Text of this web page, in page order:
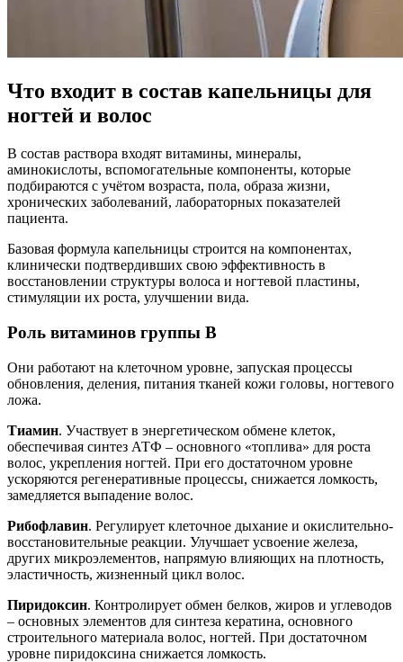
Что входит в состав капельницы для
ногтей и волос
В состав раствора входят витамины, минералы,
аминокислоты, вспомогательные компоненты, которые
подбираются с учётом возраста, пола, образа жизни,
хронических заболеваний, лабораторных показателей
пациента.
Базовая формула капельницы строится на компонентах,
клинически подтвердивших свою эффективность в
восстановлении структуры волоса и ногтевой пластины,
стимуляции их роста, улучшении вида.
Роль витаминов группы B
Они работают на клеточном уровне, запуская процессы
обновления, деления, питания тканей кожи головы, ногтевого
ложа.
Тиамин. Участвует в энергетическом обмене клеток,
обеспечивая синтез АТФ – основного «топлива» для роста
волос, укрепления ногтей. При его достаточном уровне
ускоряются регенеративные процессы, снижается ломкость,
замедляется выпадение волос.
Рибофлавин. Регулирует клеточное дыхание и окислительно-
восстановительные реакции. Улучшает усвоение железа,
других микроэлементов, напрямую влияющих на плотность,
эластичность, жизненный цикл волос.
Пиридоксин. Контролирует обмен белков, жиров и углеводов
– основных элементов для синтеза кератина, основного
строительного материала волос, ногтей. При достаточном
уровне пиридоксина снижается ломкость.